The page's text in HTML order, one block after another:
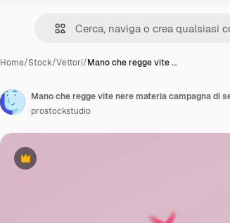
Home/Stock/Vettori/Mano che regge vite …
Premium
prostockstudio